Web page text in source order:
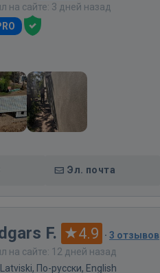
на сайте: 3 дней назад
Эл. почта
F. 4.9 · 3 отзывов
на сайте: 12 дней назад
Latviski, По-русски, English